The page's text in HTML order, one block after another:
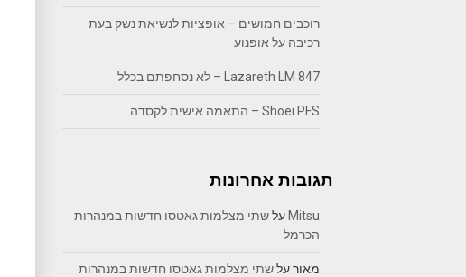
רוכבים חמושים – אופציות לנשיאת נשק בעת
רכיבה על אופנוע
Lazareth LM 847 – לא נסחפתם בכלל
Shoei PFS – התאמה אישית לקסדה
תגובות אחרונות
Mitsu עלשתי מצלמות גאטסו חדשות במנהרות
הכרמל
מאורעלשתי מצלמות גאטסו חדשות במנהרות